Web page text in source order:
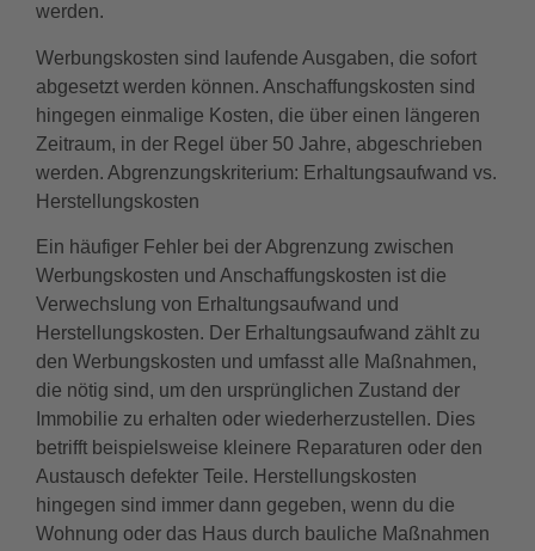
werden.
Werbungskosten sind laufende Ausgaben, die sofort
abgesetzt werden können. Anschaffungskosten sind
hingegen einmalige Kosten, die über einen längeren
Zeitraum, in der Regel über 50 Jahre, abgeschrieben
werden. Abgrenzungskriterium: Erhaltungsaufwand vs.
Herstellungskosten
Ein häufiger Fehler bei der Abgrenzung zwischen
Werbungskosten und Anschaffungskosten ist die
Verwechslung von Erhaltungsaufwand und
Herstellungskosten. Der Erhaltungsaufwand zählt zu
den Werbungskosten und umfasst alle Maßnahmen,
die nötig sind, um den ursprünglichen Zustand der
Immobilie zu erhalten oder wiederherzustellen. Dies
betrifft beispielsweise kleinere Reparaturen oder den
Austausch defekter Teile. Herstellungskosten
hingegen sind immer dann gegeben, wenn du die
Wohnung oder das Haus durch bauliche Maßnahmen